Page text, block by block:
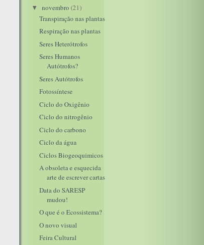
▼ novembro (21)
Transpiração nas plantas
Respiração nas plantas
Seres Heterótrofos
Seres Humanos
Autótrofos?
Seres Autótrofos
Fotossíntese
Ciclo do Oxigênio
Ciclo do nitrogênio
Ciclo do carbono
Ciclo da água
Ciclos Biogeoquimicos
A obsoleta e esquecida
arte de escrever cartas
Data do SARESP
mudou!
O que é o Ecossistema?
O novo visual
Feira Cultural